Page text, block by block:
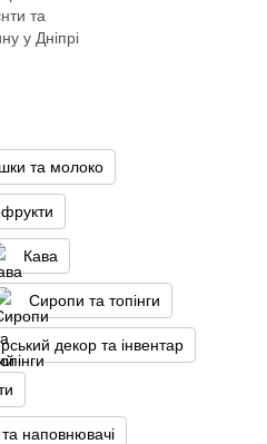
та молоко
Кава
Сиропи та топінги
декор та інвентар
наповнювачі